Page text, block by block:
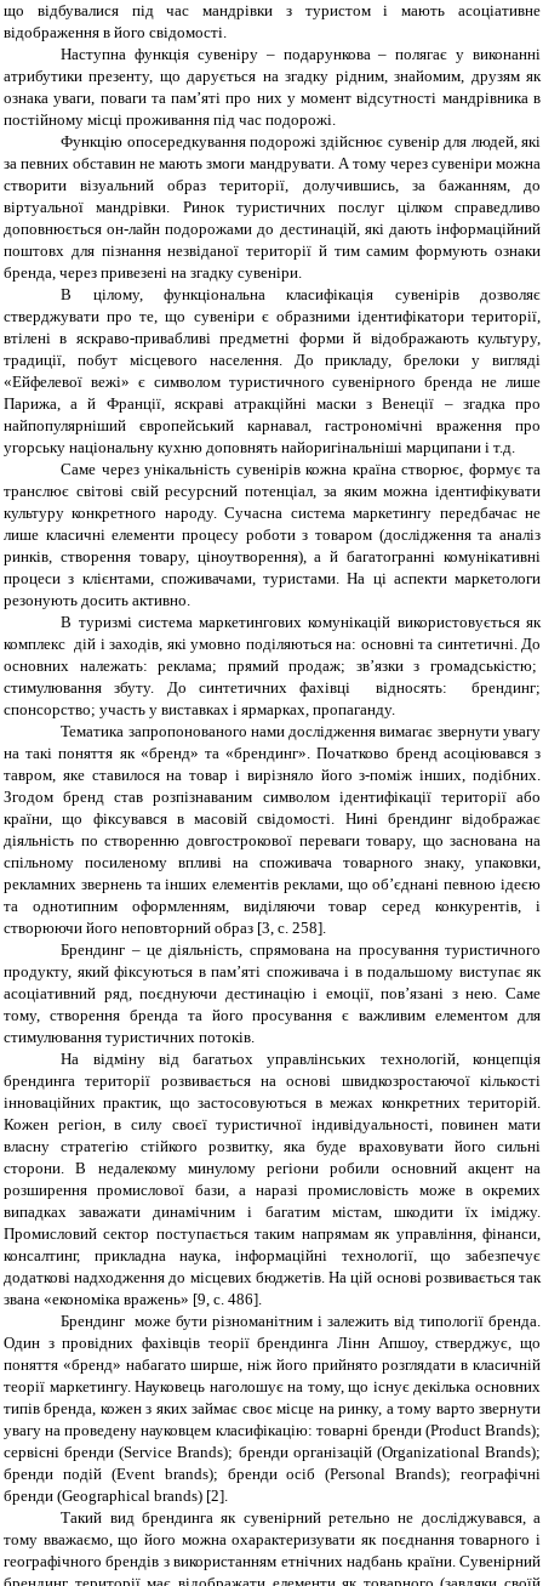
що відбувалися під час мандрівки з туристом і мають асоціативне
відображення в його свідомості.
Наступна функція сувеніру – подарункова – полягає у виконанні
атрибутики презенту, що дарується на згадку рідним, знайомим, друзям як
ознака уваги, поваги та пам’яті про них у момент відсутності мандрівника в
постійному місці проживання під час подорожі.
Функцію опосередкування подорожі здійснює сувенір для людей, які
за певних обставин не мають змоги мандрувати. А тому через сувеніри можна
створити візуальний образ території, долучившись, за бажанням, до
віртуальної мандрівки. Ринок туристичних послуг цілком справедливо
доповнюється он-лайн подорожами до дестинацій, які дають інформаційний
поштовх для пізнання незвіданої території й тим самим формують ознаки
бренда, через привезені на згадку сувеніри.
В цілому, функціональна класифікація сувенірів дозволяє
стверджувати про те, що сувеніри є образними ідентифікатори території,
втілені в яскраво-привабливі предметні форми й відображають культуру,
традиції, побут місцевого населення. До прикладу, брелоки у вигляді
«Ейфелевої вежі» є символом туристичного сувенірного бренда не лише
Парижа, а й Франції, яскраві атракційні маски з Венеції – згадка про
найпопулярніший європейський карнавал, гастрономічні враження про
угорську національну кухню доповнять найоригінальніші марципани і т.д.
Саме через унікальність сувенірів кожна країна створює, формує та
транслює світові свій ресурсний потенціал, за яким можна ідентифікувати
культуру конкретного народу.Сучасна система маркетингу передбачає не
лише класичні елементи процесу роботи з товаром (дослідження та аналіз
ринків, створення товару, ціноутворення), а й багатогранні комунікативні
процеси з клієнтами, споживачами, туристами. На ці аспекти маркетологи
резонують досить активно.
В туризмі система маркетингових комунікацій використовується як
комплекс дій і заходів, які умовно поділяються на: основні та синтетичні. До
основних належать: реклама; прямий продаж; зв’язки з громадськістю;
стимулювання збуту. До синтетичних фахівці відносять: брендинг;
спонсорство; участь у виставках і ярмарках, пропаганду.
Тематика запропонованого нами дослідження вимагає звернути увагу
на такі поняття як «бренд» та «брендинг». Початково бренд асоціювався з
тавром, яке ставилося на товар і вирізняло його з-поміж інших, подібних.
Згодом бренд став розпізнаваним символом ідентифікації території або
країни, що фіксувався в масовій свідомості. Нині брендинг відображає
діяльність по створенню довгострокової переваги товару, що заснована на
спільному посиленому впливі на споживача товарного знаку, упаковки,
рекламних звернень та інших елементів реклами, що об’єднані певною ідеєю
та однотипним оформленням, виділяючи товар серед конкурентів, і
створюючи його неповторний образ [3, с. 258].
Брендинг – це діяльність, спрямована на просування туристичного
продукту, який фіксуються в пам’яті споживача і в подальшому виступає як
асоціативний ряд, поєднуючи дестинацію і емоції, пов’язані з нею. Саме
тому, створення бренда та його просування є важливим елементом для
стимулювання туристичних потоків.
На відміну від багатьох управлінських технологій, концепція
брендинга території розвивається на основі швидкозростаючої кількості
інноваційних практик, що застосовуються в межах конкретних територій.
Кожен регіон, в силу своєї туристичної індивідуальності, повинен мати
власну стратегію стійкого розвитку, яка буде враховувати його сильні
сторони. В недалекому минулому регіони робили основний акцент на
розширення промислової бази, а наразі промисловість може в окремих
випадках заважати динамічним і багатим містам, шкодити їх іміджу.
Промисловий сектор поступається таким напрямам як управління, фінанси,
консалтинг, прикладна наука, інформаційні технології, що забезпечує
додаткові надходження до місцевих бюджетів. На цій основі розвивається так
звана «економіка вражень» [9, c. 486].
Брендинг може бути різноманітним і залежить від типології бренда.
Один з провідних фахівців теорії брендинга Лінн Апшоу, стверджує, що
поняття «бренд» набагато ширше, ніж його прийнято розглядати в класичній
теорії маркетингу. Науковець наголошує на тому, що існує декілька основних
типів бренда, кожен з яких займає своє місце на ринку, а тому варто звернути
увагу на проведену науковцем класифікацію: товарні бренди (Product Brands);
сервісні бренди (Service Brands); бренди організацій (Organizational Brands);
бренди подій (Event brands); бренди осіб (Personal Brands); географічні
бренди (Geographical brands) [2].
Такий вид брендинга як сувенірний ретельно не досліджувався, а
тому вважаємо, що його можна охарактеризувати як поєднання товарного і
географічного брендів з використанням етнічних надбань країни. Сувенірний